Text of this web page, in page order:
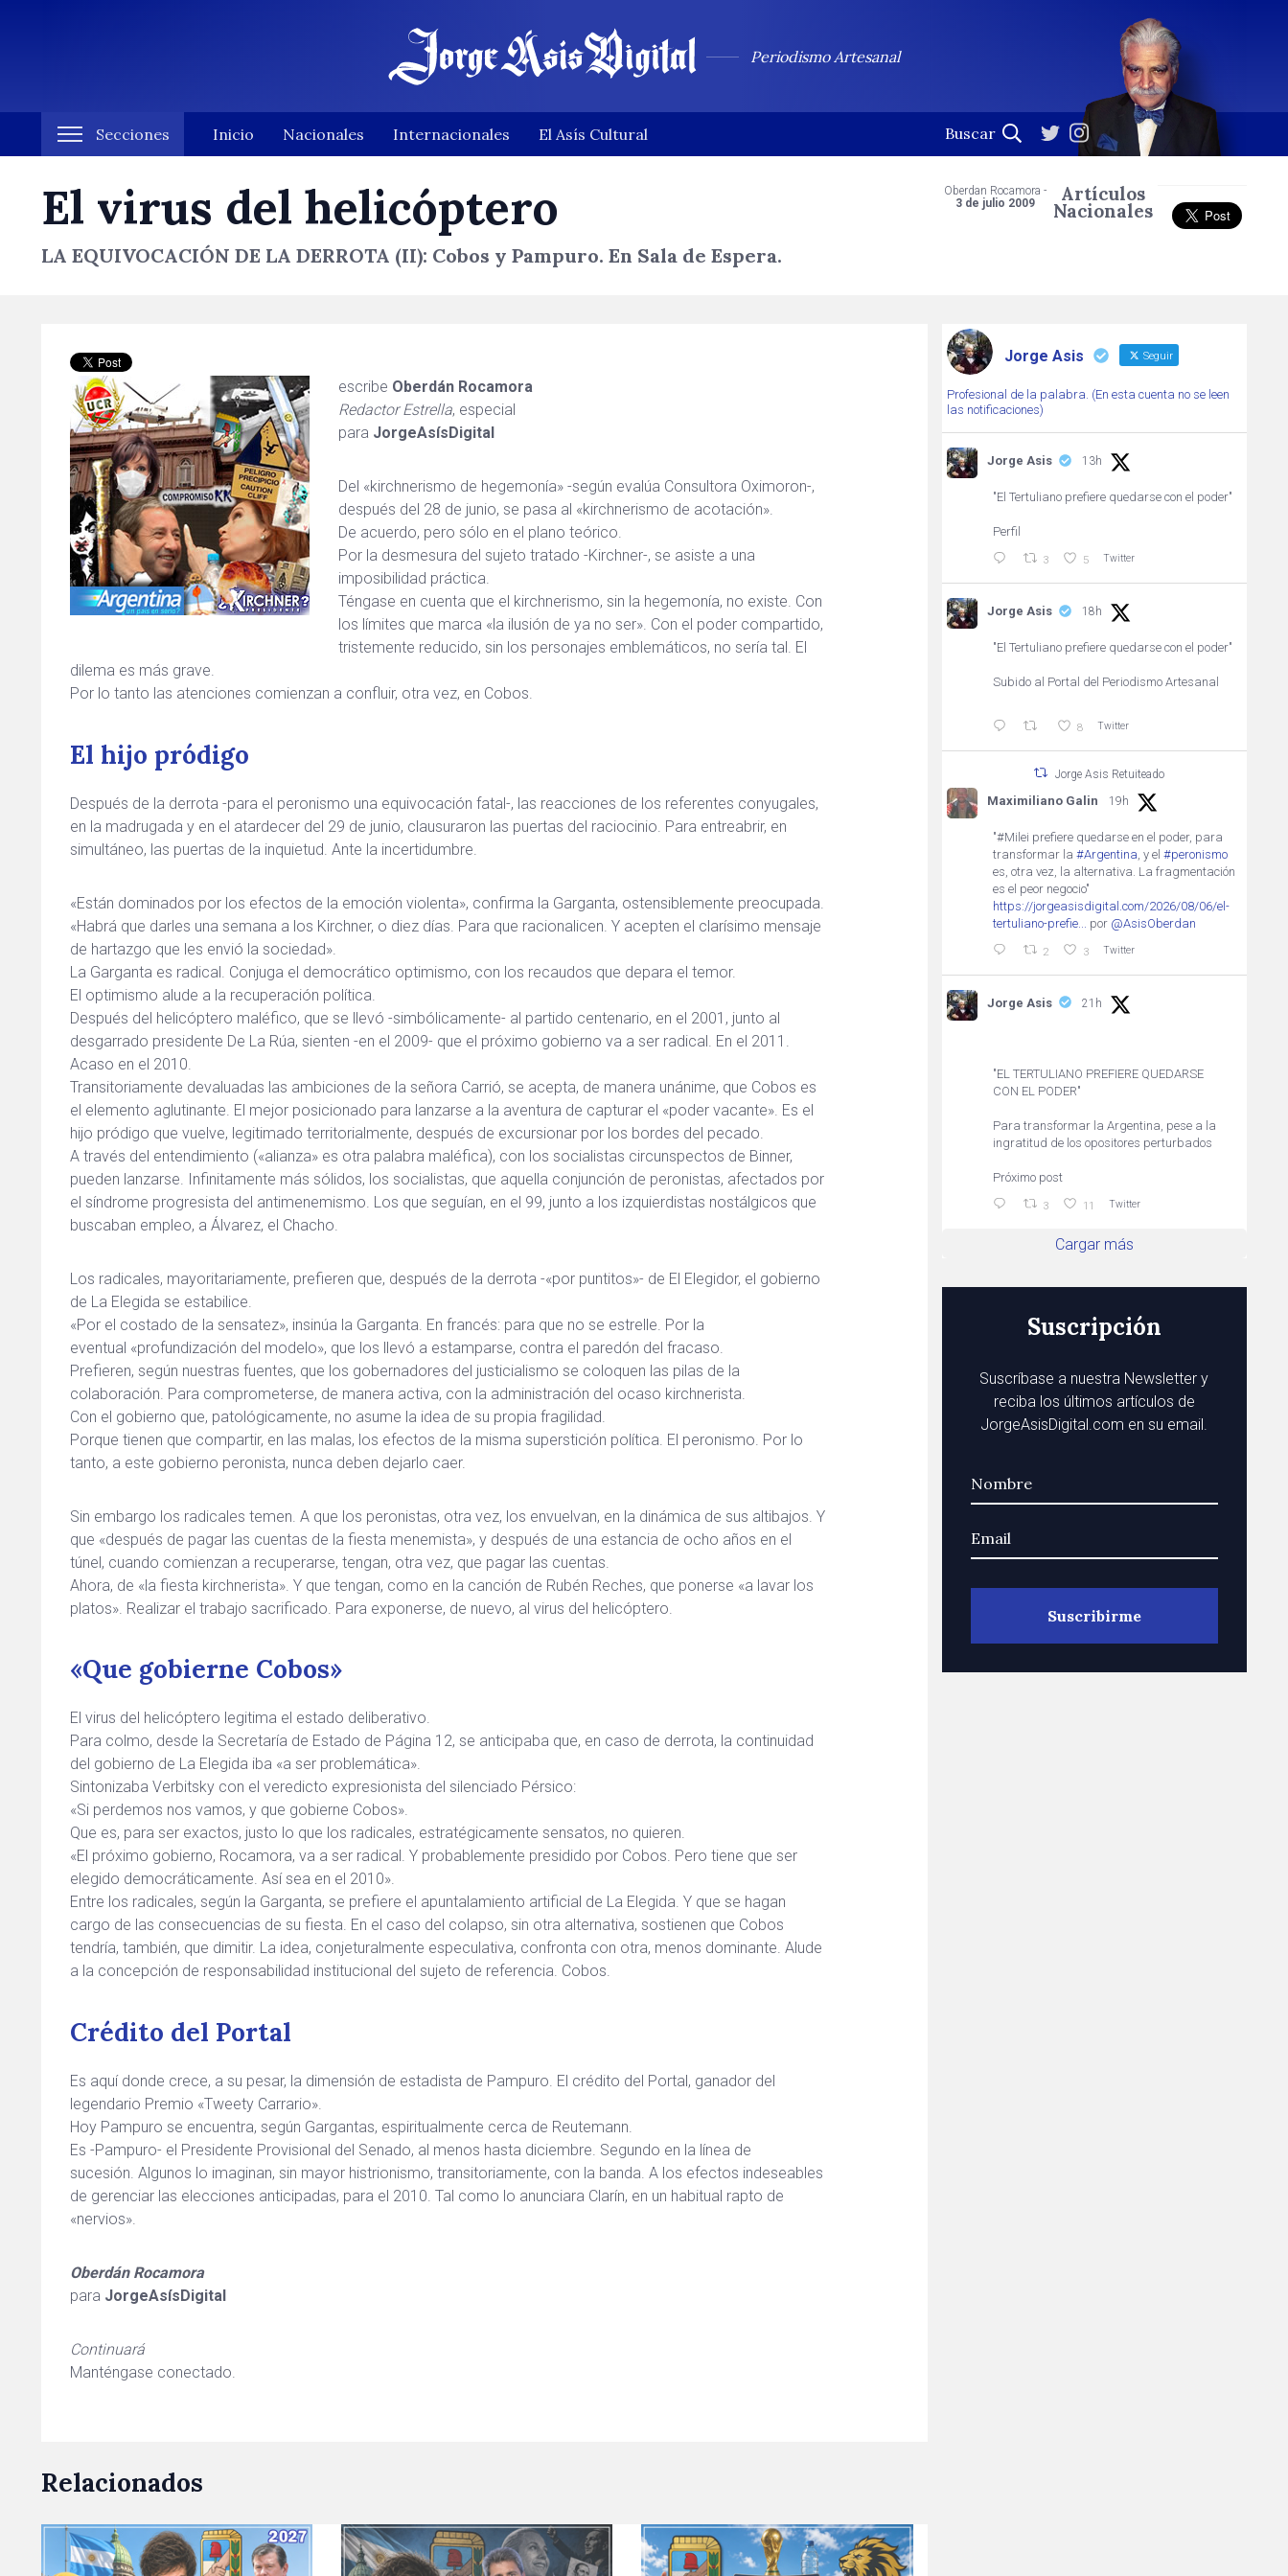
Periodismo Artesanal
Secciones Inicio Nacionales Internacionales El Asís Cultural
El virus del helicóptero
LA EQUIVOCACIÓN DE LA DERROTA (II): Cobos y Pampuro. En Sala de Espera.
Oberdan Rocamora -
3 de julio 2009
Artículos
Nacionales
escribe Oberdán Rocamora
Redactor Estrella, especial
para JorgeAsísDigital
Del «kirchnerismo de hegemonía» -según evalúa Consultora Oximoron-,
después del 28 de junio, se pasa al «kirchnerismo de acotación».
De acuerdo, pero sólo en el plano teórico.
Por la desmesura del sujeto tratado -Kirchner-, se asiste a una
imposibilidad práctica.
Téngase en cuenta que el kirchnerismo, sin la hegemonía, no existe. Con
los límites que marca «la ilusión de ya no ser». Con el poder compartido,
tristemente reducido, sin los personajes emblemáticos, no sería tal. El
dilema es más grave.
Por lo tanto las atenciones comienzan a confluir, otra vez, en Cobos.
El hijo pródigo
Después de la derrota -para el peronismo una equivocación fatal-, las reacciones de los referentes conyugales,
en la madrugada y en el atardecer del 29 de junio, clausuraron las puertas del raciocinio. Para entreabrir, en
simultáneo, las puertas de la inquietud. Ante la incertidumbre.
«Están dominados por los efectos de la emoción violenta», confirma la Garganta, ostensiblemente preocupada.
«Habrá que darles una semana a los Kirchner, o diez días. Para que racionalicen. Y acepten el clarísimo mensaje
de hartazgo que les envió la sociedad».
La Garganta es radical. Conjuga el democrático optimismo, con los recaudos que depara el temor.
El optimismo alude a la recuperación política.
Después del helicóptero maléfico, que se llevó -simbólicamente- al partido centenario, en el 2001, junto al
desgarrado presidente De La Rúa, sienten -en el 2009- que el próximo gobierno va a ser radical. En el 2011.
Acaso en el 2010.
Transitoriamente devaluadas las ambiciones de la señora Carrió, se acepta, de manera unánime, que Cobos es
el elemento aglutinante. El mejor posicionado para lanzarse a la aventura de capturar el «poder vacante». Es el
hijo pródigo que vuelve, legitimado territorialmente, después de excursionar por los bordes del pecado.
A través del entendimiento («alianza» es otra palabra maléfica), con los socialistas circunspectos de Binner,
pueden lanzarse. Infinitamente más sólidos, los socialistas, que aquella conjunción de peronistas, afectados por
el síndrome progresista del antimenemismo. Los que seguían, en el 99, junto a los izquierdistas nostálgicos que
buscaban empleo, a Álvarez, el Chacho.
Los radicales, mayoritariamente, prefieren que, después de la derrota -«por puntitos»- de El Elegidor, el gobierno
de La Elegida se estabilice.
«Por el costado de la sensatez», insinúa la Garganta. En francés: para que no se estrelle. Por la
eventual «profundización del modelo», que los llevó a estamparse, contra el paredón del fracaso.
Prefieren, según nuestras fuentes, que los gobernadores del justicialismo se coloquen las pilas de la
colaboración. Para comprometerse, de manera activa, con la administración del ocaso kirchnerista.
Con el gobierno que, patológicamente, no asume la idea de su propia fragilidad.
Porque tienen que compartir, en las malas, los efectos de la misma superstición política. El peronismo. Por lo
tanto, a este gobierno peronista, nunca deben dejarlo caer.
Sin embargo los radicales temen. A que los peronistas, otra vez, los envuelvan, en la dinámica de sus altibajos. Y
que «después de pagar las cuentas de la fiesta menemista», y después de una estancia de ocho años en el
túnel, cuando comienzan a recuperarse, tengan, otra vez, que pagar las cuentas.
Ahora, de «la fiesta kirchnerista». Y que tengan, como en la canción de Rubén Reches, que ponerse «a lavar los
platos». Realizar el trabajo sacrificado. Para exponerse, de nuevo, al virus del helicóptero.
«Que gobierne Cobos»
El virus del helicóptero legitima el estado deliberativo.
Para colmo, desde la Secretaría de Estado de Página 12, se anticipaba que, en caso de derrota, la continuidad
del gobierno de La Elegida iba «a ser problemática».
Sintonizaba Verbitsky con el veredicto expresionista del silenciado Pérsico:
«Si perdemos nos vamos, y que gobierne Cobos».
Que es, para ser exactos, justo lo que los radicales, estratégicamente sensatos, no quieren.
«El próximo gobierno, Rocamora, va a ser radical. Y probablemente presidido por Cobos. Pero tiene que ser
elegido democráticamente. Así sea en el 2010».
Entre los radicales, según la Garganta, se prefiere el apuntalamiento artificial de La Elegida. Y que se hagan
cargo de las consecuencias de su fiesta. En el caso del colapso, sin otra alternativa, sostienen que Cobos
tendría, también, que dimitir. La idea, conjeturalmente especulativa, confronta con otra, menos dominante. Alude
a la concepción de responsabilidad institucional del sujeto de referencia. Cobos.
Crédito del Portal
Es aquí donde crece, a su pesar, la dimensión de estadista de Pampuro. El crédito del Portal, ganador del
legendario Premio «Tweety Carrario».
Hoy Pampuro se encuentra, según Gargantas, espiritualmente cerca de Reutemann.
Es -Pampuro- el Presidente Provisional del Senado, al menos hasta diciembre. Segundo en la línea de
sucesión. Algunos lo imaginan, sin mayor histrionismo, transitoriamente, con la banda. A los efectos indeseables
de gerenciar las elecciones anticipadas, para el 2010. Tal como lo anunciara Clarín, en un habitual rapto de
«nervios».
Oberdán Rocamora
para JorgeAsísDigital
Continuará
Manténgase conectado.
Relacionados
Jorge Asis Seguir
Profesional de la palabra. (En esta cuenta no se leen
las notificaciones)
Jorge Asis 13h
"El Tertuliano prefiere quedarse con el poder"
Perfil
3 5 Twitter
Jorge Asis 18h
"El Tertuliano prefiere quedarse con el poder"
Subido al Portal del Periodismo Artesanal
8 Twitter
Jorge Asis Retuiteado
Maximiliano Galin 19h
"#Milei prefiere quedarse en el poder, para
transformar la #Argentina , y el #peronismo
es, otra vez, la alternativa. La fragmentación
es el peor negocio"
https://jorgeasisdigital.com/2026/08/06/el-
tertuliano-prefie...
por @AsisOberdan
2 3 Twitter
Jorge Asis 21h
"EL TERTULIANO PREFIERE QUEDARSE
CON EL PODER"
Para transformar la Argentina, pese a la
ingratitud de los opositores perturbados
Próximo post
3 11 Twitter
Cargar más
Suscripción
Suscríbase a nuestra Newsletter y
reciba los últimos artículos de
JorgeAsisDigital.com en su email.